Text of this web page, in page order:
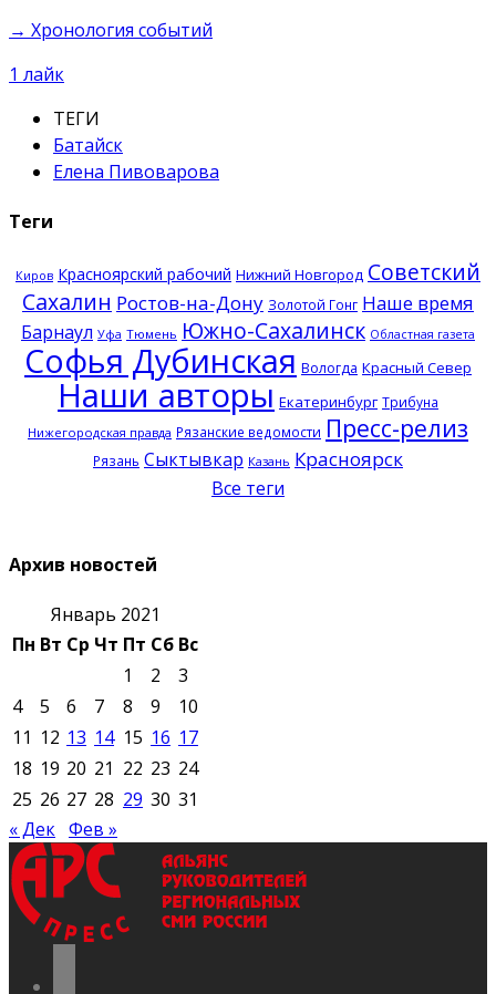
→ Хронология событий
1 лайк
ТЕГИ
Батайск
Елена Пивоварова
Теги
Киров Красноярский рабочий Нижний Новгород Советский
Сахалин Ростов-на-Дону Золотой Гонг Наше время
Барнаул Уфа Тюмень Южно-Сахалинск Областная газета
Софья Дубинская Вологда Красный Север
Наши авторы Екатеринбург Трибуна
Нижегородская правда Рязанские ведомости Пресс-релиз
Рязань Сыктывкар Казань Красноярск
Все теги
Архив новостей
Январь 2021
Пн Вт Ср Чт Пт Сб Вс
1
2
3
4
5 6 7 8 9
10
11 12 13 14 15 16 17
18 19 20 21 22 23 24
25 26 27 28 29 30 31
« Дек Фев »